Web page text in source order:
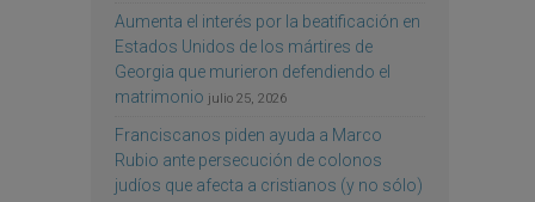
Aumenta el interés por la beatificación en
Estados Unidos de los mártires de
Georgia que murieron defendiendo el
matrimonio julio 25, 2026
Franciscanos piden ayuda a Marco
Rubio ante persecución de colonos
judíos que afecta a cristianos (y no sólo)